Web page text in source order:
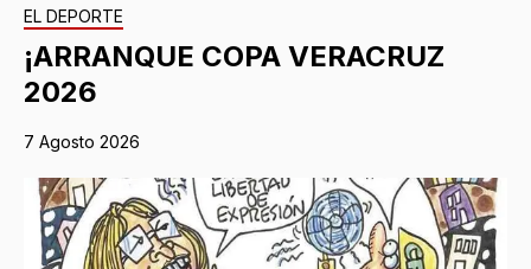
EL DEPORTE
¡ARRANQUE COPA VERACRUZ
2026
7 Agosto 2026